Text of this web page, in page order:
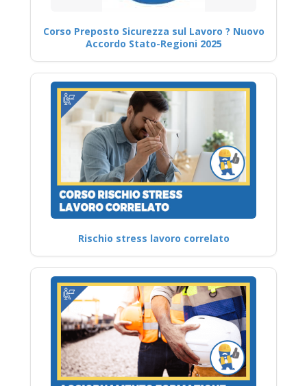
Corso Preposto Sicurezza sul Lavoro ? Nuovo
Accordo Stato-Regioni 2025
Rischio stress lavoro correlato